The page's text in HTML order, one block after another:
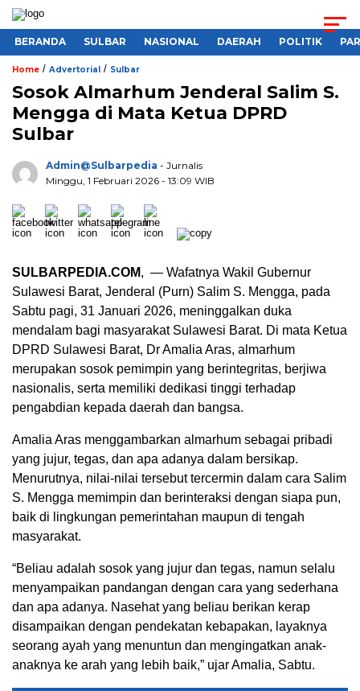
BERANDA SULBAR NASIONAL DAERAH POLITIK
Home / Advertorial / Sulbar
Sosok Almarhum Jenderal Salim S.
Mengga di Mata Ketua DPRD
Sulbar
Admin@sulbarpedia - Jurnalis
Minggu, 1 Februari 2026 - 13:09 WIB
SULBARPEDIA.COM, — Wafatnya Wakil Gubernur
Sulawesi Barat, Jenderal (Purn) Salim S. Mengga, pada
Sabtu pagi, 31 Januari 2026, meninggalkan duka
mendalam bagi masyarakat Sulawesi Barat. Di mata Ketua
DPRD Sulawesi Barat, Dr Amalia Aras, almarhum
merupakan sosok pemimpin yang berintegritas, berjiwa
nasionalis, serta memiliki dedikasi tinggi terhadap
pengabdian kepada daerah dan bangsa.
Amalia Aras menggambarkan almarhum sebagai pribadi
yang jujur, tegas, dan apa adanya dalam bersikap.
Menurutnya, nilai-nilai tersebut tercermin dalam cara Salim
S. Mengga memimpin dan berinteraksi dengan siapa pun,
baik di lingkungan pemerintahan maupun di tengah
masyarakat.
“Beliau adalah sosok yang jujur dan tegas, namun selalu
menyampaikan pandangan dengan cara yang sederhana
dan apa adanya. Nasehat yang beliau berikan kerap
disampaikan dengan pendekatan kebapakan, layaknya
seorang ayah yang menuntun dan mengingatkan anak-
anaknya ke arah yang lebih baik,” ujar Amalia, Sabtu.